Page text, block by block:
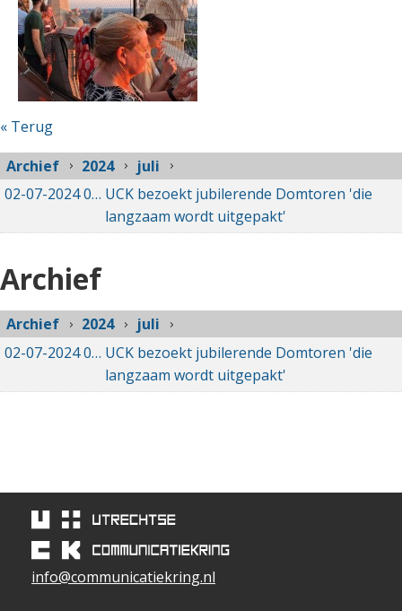
« Terug
Archief
2024
juli
02-07-202402-07-2024 21:16
UCK bezoekt jubilerende Domtoren 'die
langzaam wordt uitgepakt'
Archief
Archief 2024
juli
02-07-202402-07-2024 21:16
UCK bezoekt jubilerende Domtoren 'die
langzaam wordt uitgepakt'
info@communicatiekring.nl